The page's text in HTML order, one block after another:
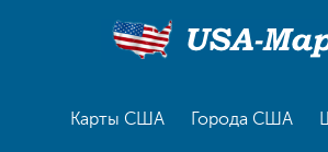
Карты США Города США